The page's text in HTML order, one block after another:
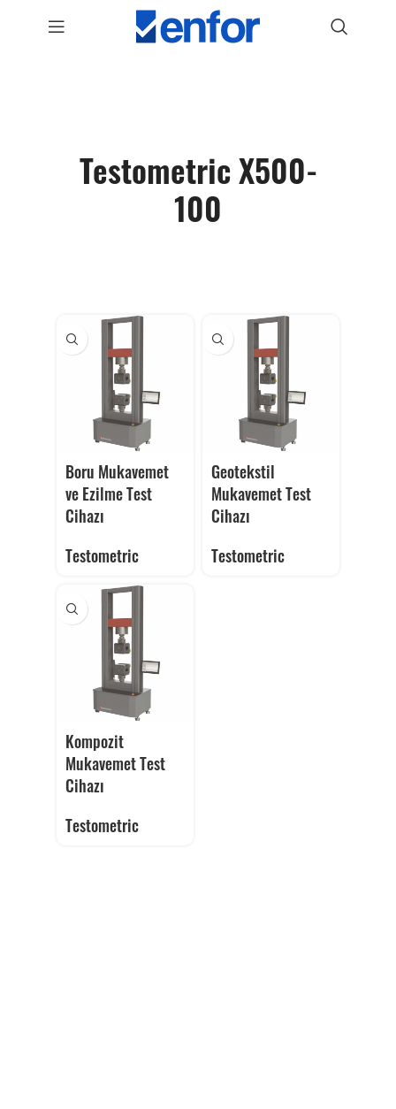
Testometric X500-
100
Boru Mukavemet
ve Ezilme Test
Cihazı
Testometric
Geotekstil
Mukavemet Test
Cihazı
Testometric
Kompozit
Mukavemet Test
Cihazı
Testometric